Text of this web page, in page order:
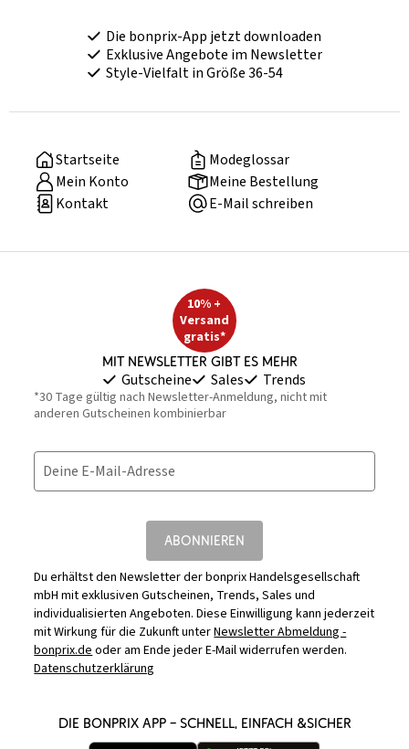
Die bonprix-App jetzt downloaden
Exklusive Angebote im Newsletter
Style-Vielfalt in Größe 36-54
Startseite
Modeglossar
Mein Konto
Meine Bestellung
Kontakt
E-Mail schreiben
10% +
Versand
gratis*
Mit Newsletter gibt es mehr
Gutscheine Sales Trends
*30 Tage gültig nach Newsletter-Anmeldung, nicht mit
anderen Gutscheinen kombinierbar
Deine E-Mail-Adresse
ABONNIEREN
Du erhältst den Newsletter der bonprix Handelsgesellschaft
mbH mit exklusiven Gutscheinen, Trends, Sales und
individualisierten Angeboten. Diese Einwilligung kann jederzeit
mit Wirkung für die Zukunft unterNewsletter Abmeldung -
bonprix.deoder am Ende jeder E-Mail widerrufen werden.
Datenschutzerklärung
DIE BONPRIX APP – SCHNELL, EINFACH &SICHER